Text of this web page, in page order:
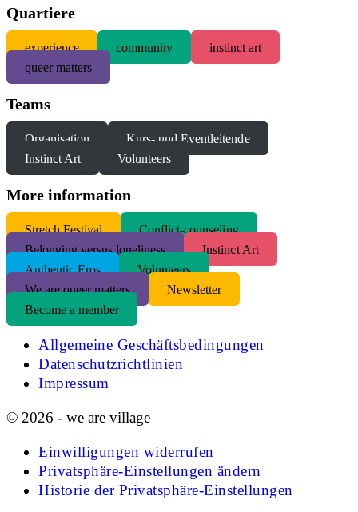
Quartiere
experience community
instinct art
queer matters
Teams
Organisation
Kurs- und Eventleitende
Instinct Art
Volunteers
More information
Stretch Festival
Conflict-counseling
Belonging versus loneliness
Instinct Art
Authentic Eros
Volunteers
We are queer matters
Newsletter
Become a member
Allgemeine Geschäftsbedingungen
Datenschutzrichtlinien
Impressum
© 2026 - we are village
Einwilligungen widerrufen
Privatsphäre-Einstellungen ändern
Historie der Privatsphäre-Einstellungen